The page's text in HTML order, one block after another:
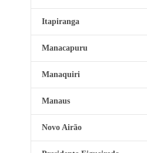
Itapiranga
Manacapuru
Manaquiri
Manaus
Novo Airão